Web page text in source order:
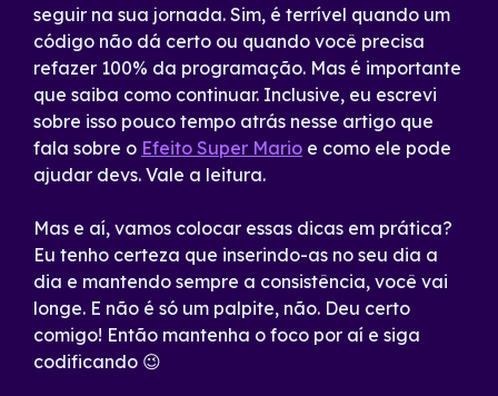
seguir na sua jornada. Sim, é terrível quando um
código não dá certo ou quando você precisa
refazer 100% da programação. Mas é importante
que saiba como continuar. Inclusive, eu escrevi
sobre isso pouco tempo atrás nesse artigo que
fala sobre o Efeito Super Mario e como ele pode
ajudar devs. Vale a leitura.
Mas e aí, vamos colocar essas dicas em prática?
Eu tenho certeza que inserindo-as no seu dia a
dia e mantendo sempre a consistência, você vai
longe. E não é só um palpite, não. Deu certo
comigo! Então mantenha o foco por aí e siga
codificando 😉